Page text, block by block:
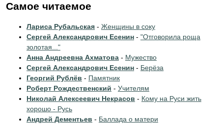
Самое читаемое
Лариса Рубальская - Женщины в соку
Сергей Александрович Есенин - "Отговорила роща
золотая..."
Анна Андреевна Ахматова - Мужество
Сергей Александрович Есенин - Берёза
Георгий Рублёв - Памятник
Роберт Рождественский - Учителям
Николай Алексеевич Некрасов - Кому на Руси жить
хорошо - Русь
Андрей Дементьев - Баллада о матери